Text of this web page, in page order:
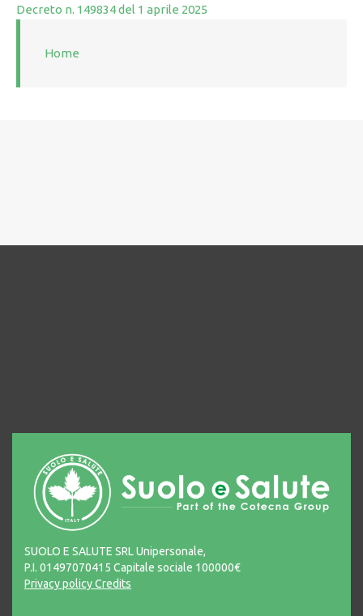
Decreto n. 149834 del 1 aprile 2025
Home
SUOLO E SALUTE SRL Unipersonale,
P.I. 01497070415 Capitale sociale 100000€
Privacy policyCredits